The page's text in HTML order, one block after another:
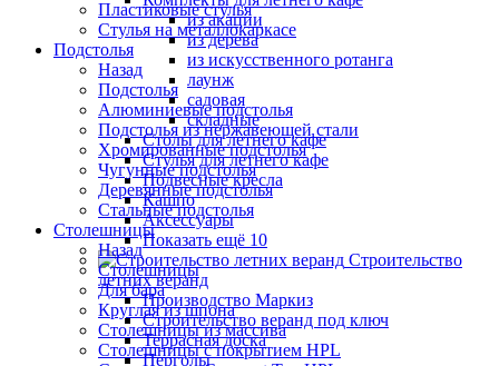
из акации
из дерева
из искусственного ротанга
лаунж
садовая
складные
Столы для летнего кафе
Стулья для летнего кафе
Подвесные кресла
Кашпо
Аксессуары
Показать ещё 10
Строительство
летних веранд
Производство Маркиз
Строительство веранд под ключ
Террасная доска
Перголы
Пластиковые стулья
Стулья на металлокаркасе
Подстолья
Назад
Подстолья
Алюминиевые подстолья
Подстолья из нержавеющей стали
Хромированные подстолья
Чугунные подстолья
Деревянные подстолья
Стальные подстолья
Столешницы
Назад
Столешницы
Для бара
Круглая из шпона
Столешницы из массива
Столешницы с покрытием HPL